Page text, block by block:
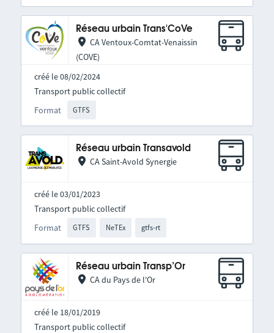
Réseau urbain Trans'CoVe
CA Ventoux-Comtat-Venaissin
(COVE)
créé le 08/02/2024
Format GTFS
Transport public collectif
Réseau urbain Transavold
CA Saint-Avold Synergie
créé le 03/01/2023
Format GTFS NeTEx gtfs-rt
Transport public collectif
Réseau urbain Transp’Or
CA du Pays de l'Or
créé le 18/01/2019
Transport public collectif